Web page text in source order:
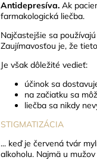
Antidepresíva. Ak
farmakologická liečba.
Najčastejšie sa
Zaujímavosťou je, že
Je však dôležité vedieť:
účinok sa
na začiatku sa
liečba sa nikdy
STIGMATIZÁCIA
... keď je červená tvár
alkoholu. Najmä u